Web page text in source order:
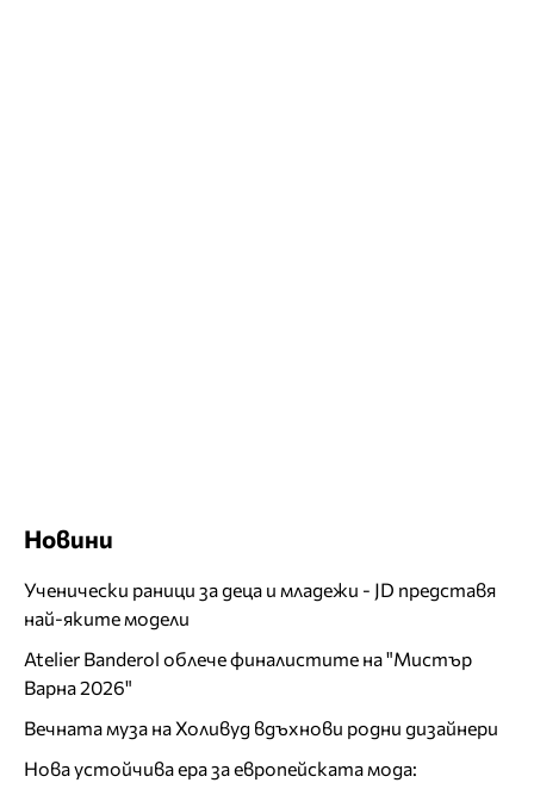
Новини
Ученически раници за деца и младежи - JD представя
най-яките модели
Atelier Banderol облече финалистите на "Мистър
Варна 2026"
Вечната муза на Холивуд вдъхнови родни дизайнери
Нова устойчива ера за европейската мода: